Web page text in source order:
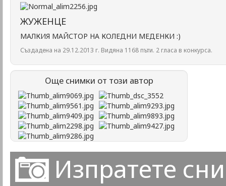
ЖУЖЕНЦЕ
МАЛКИЯ МАЙСТОР НА КОЛЕДНИ МЕДЕНКИ :)
Създадена на 29.12.2013 г. Видяна 1168 пъти. 2 гласа в конкурса.
Още снимки от този автор
Изпратете